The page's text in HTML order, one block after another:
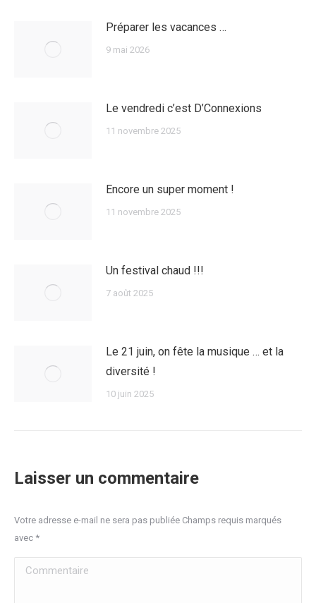
Préparer les vacances …
9 mai 2026
Le vendredi c’est D’Connexions
11 novembre 2025
Encore un super moment !
11 novembre 2025
Un festival chaud !!!
7 août 2025
Le 21 juin, on fête la musique … et la
diversité !
10 juin 2025
Laisser un commentaire
Votre adresse e-mail ne sera pas publiée Champs requis marqués
avec *
Commentaire